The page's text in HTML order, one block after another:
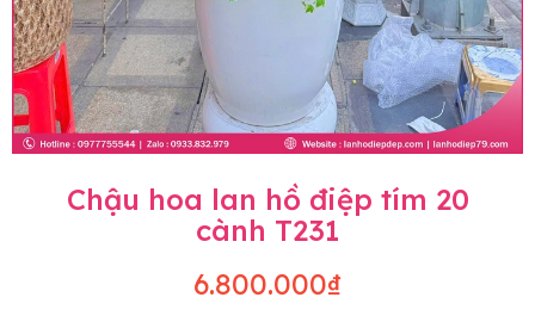
Chậu hoa lan hồ điệp tím 20
cành T231
6.800.000₫